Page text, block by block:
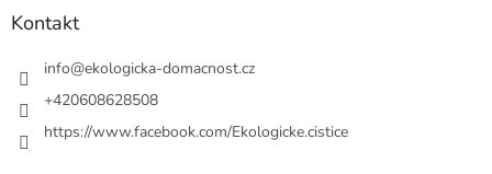
Kontakt
info@ekologicka-domacnost.cz
+420608628508
https://www.facebook.com/Ekologicke.cistice